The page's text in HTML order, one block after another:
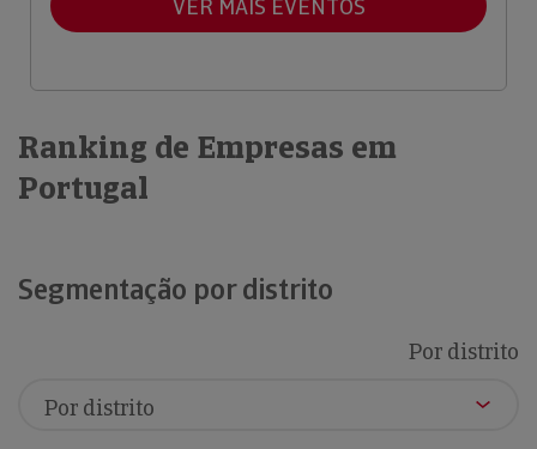
VER MAIS EVENTOS
Ranking de Empresas em
Portugal
Segmentação por distrito
Por distrito